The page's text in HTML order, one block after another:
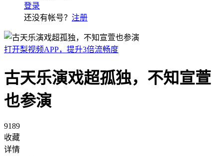
登录
还没有帐号？ 注册
打开梨视频APP，提升3倍流畅度
古天乐演戏超孤独，不知宣萱
也参演
9189
收藏
详情